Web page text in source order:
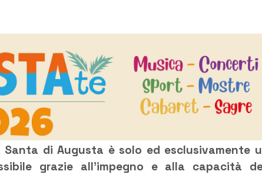
di Augusta è solo ed esclusivamente
grazie all’impegno e alla capacità